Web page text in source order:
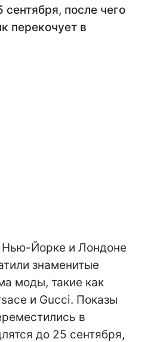
сентября, после чего
перекочует в
Йорке и Лондоне
знаменитые
моды, такие как
и Gucci. Показы
в
до 25 сентября,